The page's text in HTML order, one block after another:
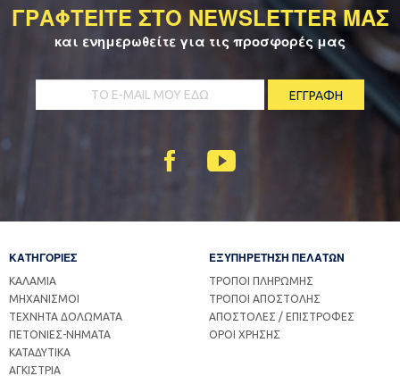
ΓΡΑΦΤΕΙΤΕ ΣΤΟ NEWSLETTER ΜΑΣ
και ενημερωθείτε για τις προσφορές μας
ΚΑΤΗΓΟΡΙΕΣ
ΚΑΛΑΜΙΑ
ΜΗΧΑΝΙΣΜΟΙ
ΤΕΧΝΗΤΑ ΔΟΛΩΜΑΤΑ
ΠΕΤΟΝΙΕΣ-ΝΗΜΑΤΑ
ΚΑΤΑΔΥΤΙΚΑ
ΑΓΚΙΣΤΡΙΑ
ΕΞΥΠΗΡΕΤΗΣΗ ΠΕΛΑΤΩΝ
ΤΡΟΠΟΙ ΠΛΗΡΩΜΗΣ
ΤΡΟΠΟΙ ΑΠΟΣΤΟΛΗΣ
ΑΠΟΣΤΟΛΕΣ / ΕΠΙΣΤΡΟΦΕΣ
ΟΡΟΙ ΧΡΗΣΗΣ